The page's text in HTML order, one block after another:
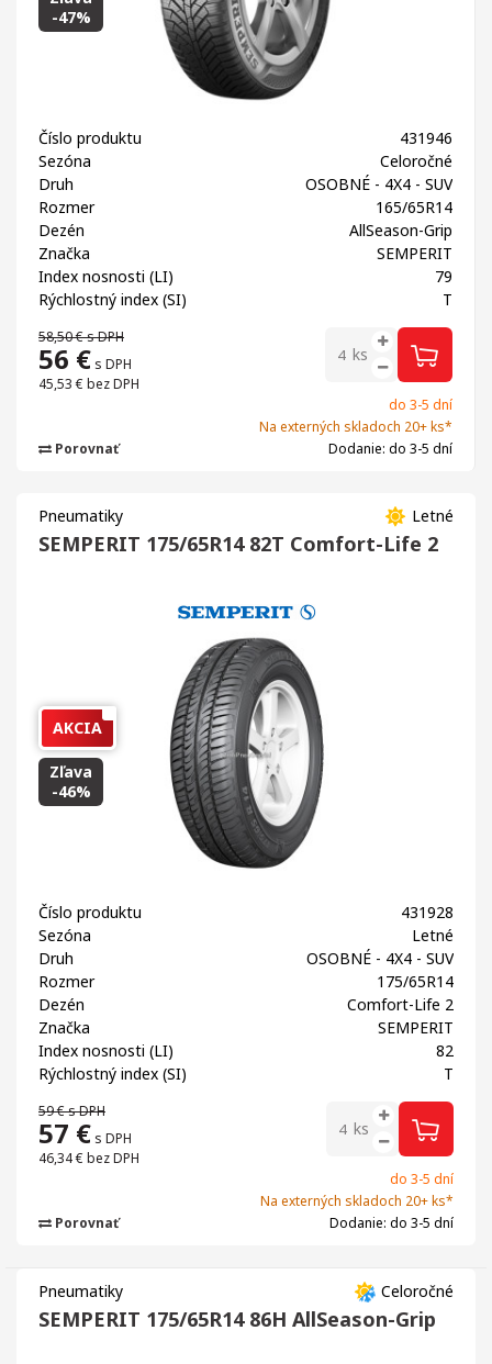
-47%
Číslo produktu
431946
Sezóna
Celoročné
Druh
OSOBNÉ - 4X4 - SUV
Rozmer
165/65R14
Dezén
AllSeason-Grip
Značka
SEMPERIT
Index nosnosti (LI)
79
Rýchlostný index (SI)
T
58,50 €s DPH
56 € s DPH
45,53 € bez DPH
ks
do 3-5 dní
Na externých skladoch 20+ ks*
Dodanie: do 3-5 dní
Porovnať
Letné
Pneumatiky
SEMPERIT 175/65R14 82T Comfort-Life 2
AKCIA
Zľava
-46%
Číslo produktu
431928
Sezóna
Letné
Druh
OSOBNÉ - 4X4 - SUV
Rozmer
175/65R14
Dezén
Comfort-Life 2
Značka
SEMPERIT
Index nosnosti (LI)
82
Rýchlostný index (SI)
T
59 €s DPH
57 € s DPH
46,34 € bez DPH
ks
do 3-5 dní
Na externých skladoch 20+ ks*
Dodanie: do 3-5 dní
Porovnať
Celoročné
Pneumatiky
SEMPERIT 175/65R14 86H AllSeason-Grip